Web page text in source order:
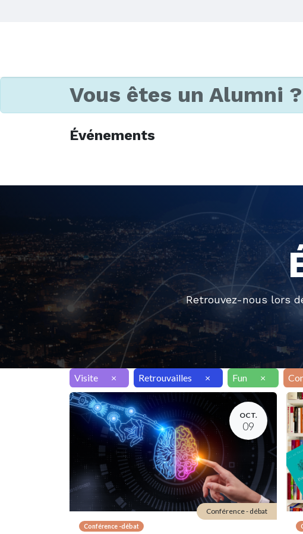
Vous êtes un Alumni ?
Événements
Retrouvez-nous lors
Visite × Retrouvailles × Fun ×
OCT.
09
Conférence -débat
Conférence - débat